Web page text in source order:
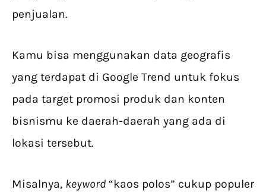
penjualan.
Kamu bisa menggunakan data geografis
yang terdapat di Google Trend untuk fokus
pada target promosi produk dan konten
bisnismu ke daerah-daerah yang ada di
lokasi tersebut.
Misalnya, keyword “kaos polos” cukup populer